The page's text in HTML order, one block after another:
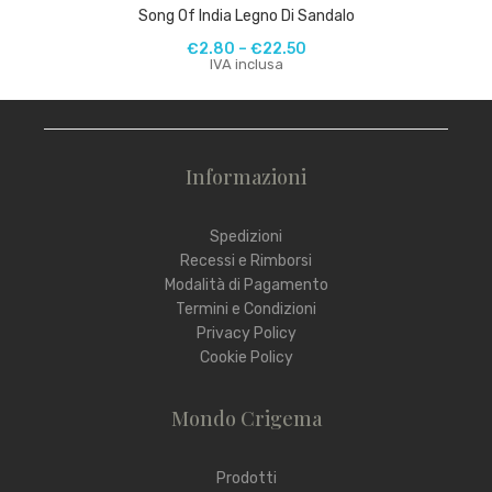
Song Of India Legno Di Sandalo
€2.80 – €22.50
IVA inclusa
Informazioni
Spedizioni
Recessi e Rimborsi
Modalità di Pagamento
Termini e Condizioni
Privacy Policy
Cookie Policy
Mondo Crigema
Prodotti